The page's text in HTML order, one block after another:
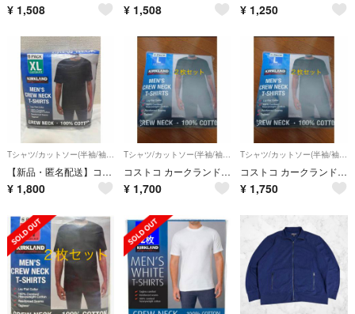
¥ 1,508 ¥ 1,508 ¥ 1,250
Tシャツ/カットソー(半袖/袖なし)
【新品・匿名配送】コストコ クルーネック黒Tシャツ カークランド 2枚 XL
¥ 1,800
Tシャツ/カットソー(半袖/袖なし)
コストコ カークランド メンズ 黒 Tシャツ Lサイズ 2枚セット
¥ 1,700
Tシャツ/カットソー(半袖/袖なし)
コストコ カークランド メンズ 黒 Tシャツ Lサイズ 2枚セット
¥ 1,750